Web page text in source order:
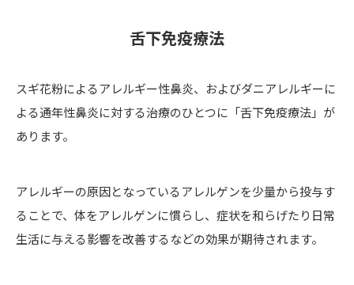
舌下免疫療法
スギ花粉によるアレルギー性鼻炎、およびダニアレルギーに
よる通年性鼻炎に対する治療のひとつに「舌下免疫療法」が
あります。
アレルギーの原因となっているアレルゲンを少量から投与す
ることで、体をアレルゲンに慣らし、症状を和らげたり日常
生活に与える影響を改善するなどの効果が期待されます。